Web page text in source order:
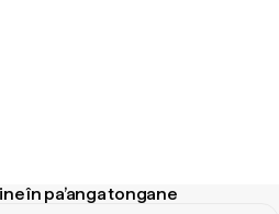
în pa’anga tongane